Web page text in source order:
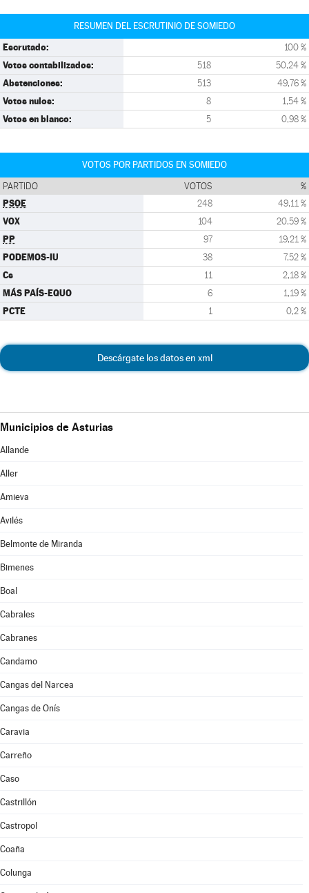
RESUMEN DEL ESCRUTINIO DE SOMIEDO
Escrutado: 100 %
Votos contabilizados: 518 50,24 %
Abstenciones: 513 49,76 %
Votos nulos: 8 1,54 %
Votos en blanco: 5 0,98 %
VOTOS POR PARTIDOS EN SOMIEDO
PARTIDO VOTOS %
PSOE 248 49,11 %
VOX 104 20,59 %
PP 97 19,21 %
PODEMOS-IU 38 7,52 %
Cs 11 2,18 %
MÁS PAÍS-EQUO 6 1,19 %
PCTE 1 0,2 %
Descárgate los datos en xml
Municipios de Asturias
Allande
Aller
Amieva
Avilés
Belmonte de Miranda
Bimenes
Boal
Cabrales
Cabranes
Candamo
Cangas del Narcea
Cangas de Onís
Caravia
Carreño
Caso
Castrillón
Castropol
Coaña
Colunga